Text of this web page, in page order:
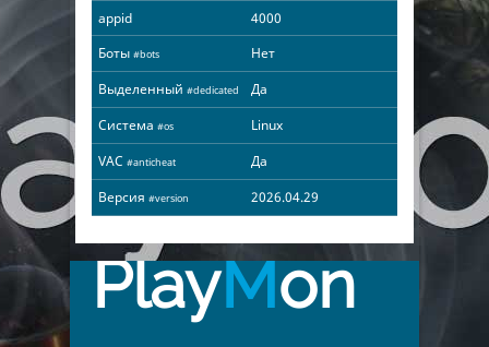
appid
4000
Боты #bots
Нет
Выделенный #dedicated
Да
Система #os
Linux
VAC #anticheat
Да
Версия #version 2026.04.29
PlayMon